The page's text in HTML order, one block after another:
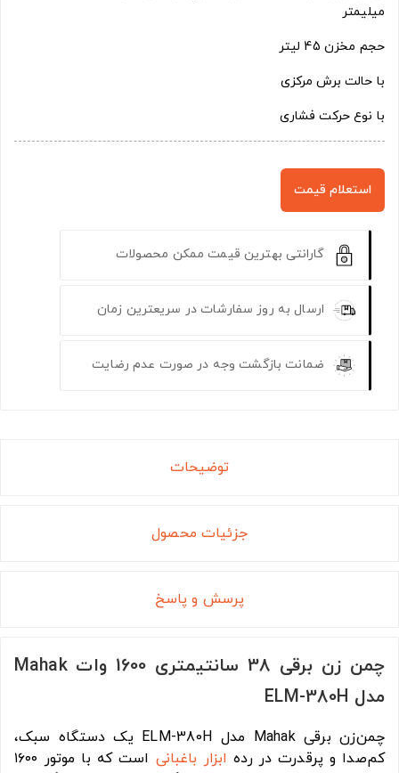
میلیمتر
حجم مخزن 45 لیتر
با حالت برش مرکزی
با نوع حرکت فشاری
استعلام قیمت
گارانتی بهترین قیمت ممکن محصولات
ارسال به روز سفارشات در سریعترین زمان
ضمانت بازگشت وجه در صورت عدم رضایت
توضیحات
جزئیات محصول
پرسش و پاسخ
چمن زن برقی 38 سانتیمتری 1600 وات Mahak
مدل ELM-380H
چمن‌زن برقی Mahak مدل ELM-380H یک دستگاه سبک،
کم‌صدا و پرقدرت در رده ابزار باغبانی
است که با موتور ۱۶۰۰